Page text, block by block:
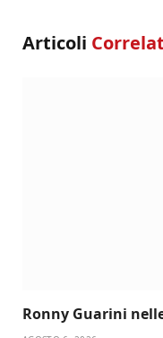
Articoli
Ronny Guarini